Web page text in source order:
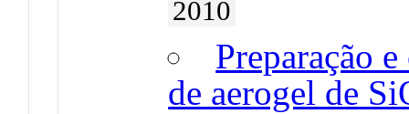
2010
Preparação
de aerogel de